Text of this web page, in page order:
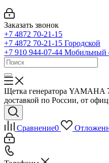
Заказать звонок
+7 4872 70-21-15
+7 4872 70-21-15 Городской
+7 910 944-07-44 Мобильный
Щетка генератора YAMAHA
доставкой по России, от
Сравнение0